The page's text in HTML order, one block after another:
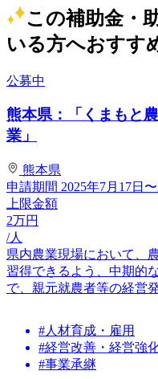
この補助金・
いる方へおすす
公募中
熊本県：「くまもと
業」
熊本県
申請期間 2025年7月17日
上限金額
2万円
/人
県内農業現場において、
習得できるよう、中期的
で、親元就農者等の経営
#人材育成・雇用
#経営改善・経営強
#事業承継